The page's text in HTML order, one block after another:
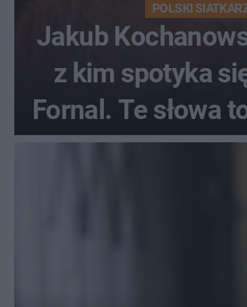
POLSKI
Jakub
z kim spotyka
Fornal. Te słowa
hit